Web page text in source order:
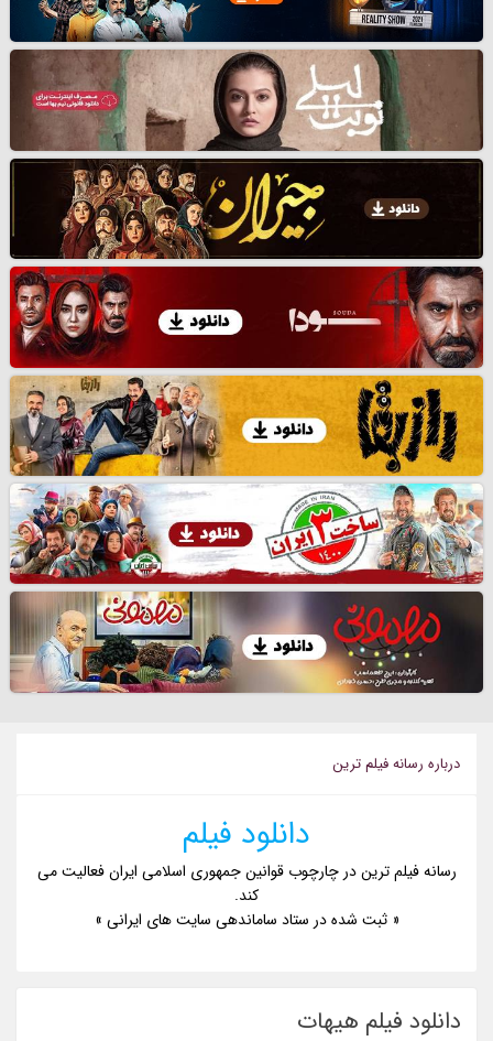
درباره رسانه فيلم ترين
دانلود فیلم
رسانه فیلم ترین در چارچوب قوانین جمهوری اسلامی ایران فعالیت می
کند.
« ثبت شده در ستاد ساماندهی سایت های ایرانی »
دانلود فیلم هیهات